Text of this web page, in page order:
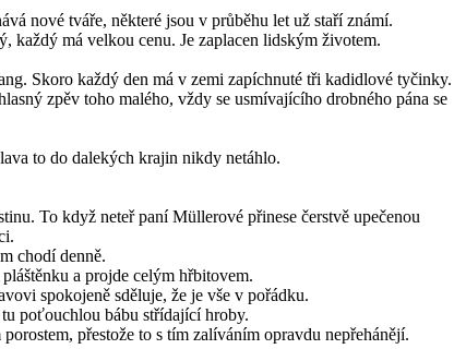
nové tváře, některé jsou v průběhu let už staří známí.
každý má velkou cenu. Je zaplacen lidským životem.
Skoro každý den má v zemi zapíchnuté tři kadidlové tyčinky.
zpěv toho malého, vždy se usmívajícího drobného pána se
to do dalekých krajin nikdy netáhlo.
To když neteř paní Müllerové přinese čerstvě upečenou
chodí denně.
a projde celým hřbitovem.
spokojeně sděluje, že je vše v pořádku.
poťouchlou bábu střídající hroby.
přestože to s tím zalíváním opravdu nepřehánějí.